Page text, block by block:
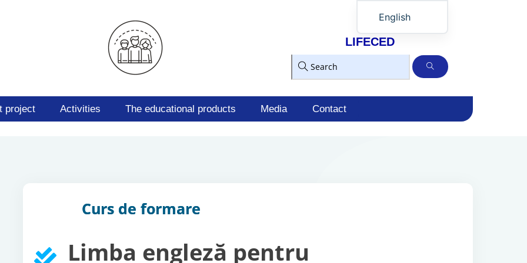
LIFECED
project Activities The educational products Media Contact
Curs de formare
Limba engleză pentru
English
Română
Українська